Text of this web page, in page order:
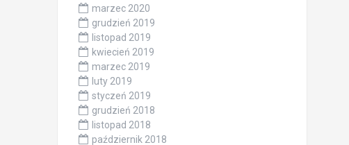
marzec 2020
grudzień 2019
listopad 2019
kwiecień 2019
marzec 2019
luty 2019
styczeń 2019
grudzień 2018
listopad 2018
październik 2018